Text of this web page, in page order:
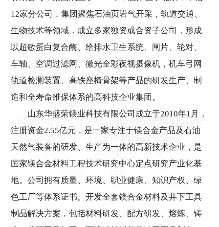
12家分公司，集团聚焦石油页岩气开采，轨道交通、
生物技术等领域，成立多家独资或合资子公司，形成
以超敏蛋白复合酶、给排水卫生系统、闸片、轮对、
车轴、空调过滤网、微光全彩夜视摄像机，机车弓网
轨道检测装置、高铁座椅骨架等产品的研发生产、制
造和全寿命维保体系的高科技企业集团。
山东华盛荣镁业科技有限公司成立于2010年1月，
注册资金2.55亿元，是一家专注于镁合金产品及石油
天然气装备的研发、生产为一体的高新技术企业，是
国家镁合金材料工程技术研究中心定点研究产业化基
地。公司拥有质量、环境、职业健康、知识产权、绿
色工厂等体系证书。开发全套镁合金材料及井下工具
制品解决方案，包括材料研发、配方研发、熔炼、铸